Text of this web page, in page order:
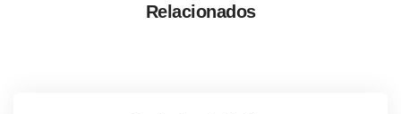
Relacionados